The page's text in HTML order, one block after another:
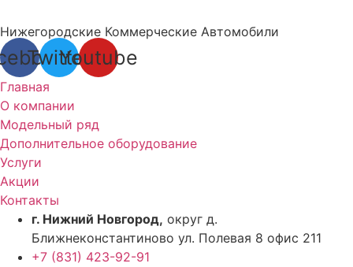
Нижегородские Коммерческие Автомобили
TwitterYoutube
Главная
О компании
Модельный ряд
Дополнительное оборудование
Услуги
Акции
Контакты
г. Нижний Новгород, округ д.
Ближнеконстантиново ул. Полевая 8 офис 211
+7 (831) 423-92-91